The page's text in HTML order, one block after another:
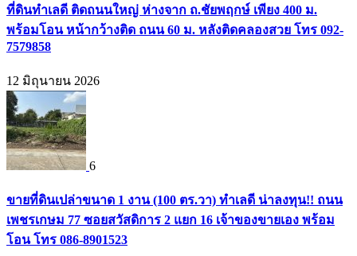
ที่ดินทำเลดี ติดถนนใหญ่ ห่างจาก ถ.ชัยพฤกษ์ เพียง 400 ม.
พร้อมโอน หน้ากว้างติด ถนน 60 ม. หลังติดคลองสวย โทร 092-
7579858
12 มิถุนายน 2026
6
ขายที่ดินเปล่าขนาด 1 งาน (100 ตร.วา) ทำเลดี น่าลงทุน!! ถนน
เพชรเกษม 77 ซอยสวัสดิการ 2 แยก 16 เจ้าของขายเอง พร้อม
โอน โทร 086-8901523